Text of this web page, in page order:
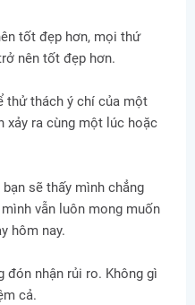
tốt đẹp hơn, mọi thứ
nên tốt đẹp hơn.
thử thách ý chí của một
xảy ra cùng một lúc hoặc
sẽ thấy mình chẳng
vẫn luôn mong muốn
hôm nay.
đón nhận rủi ro. Không gì
cả.